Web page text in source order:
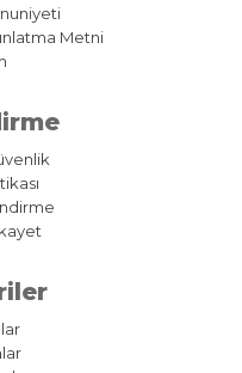
Metni